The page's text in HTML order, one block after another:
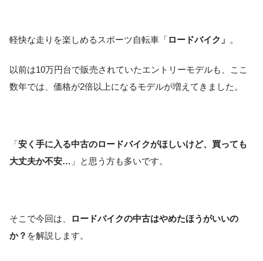
軽快な走りを楽しめるスポーツ自転車「ロードバイク」 。
以前は10万円台で販売されていたエントリーモデルも、ここ
数年では、価格が2倍以上になるモデルが増えてきました。
「安く手に入る中古のロードバイクがほしいけど、買っても
大丈夫か不安… 」と思う方も多いです。
そこで今回は、 ロードバイクの中古はやめたほうがいいの
か？ を解説します。